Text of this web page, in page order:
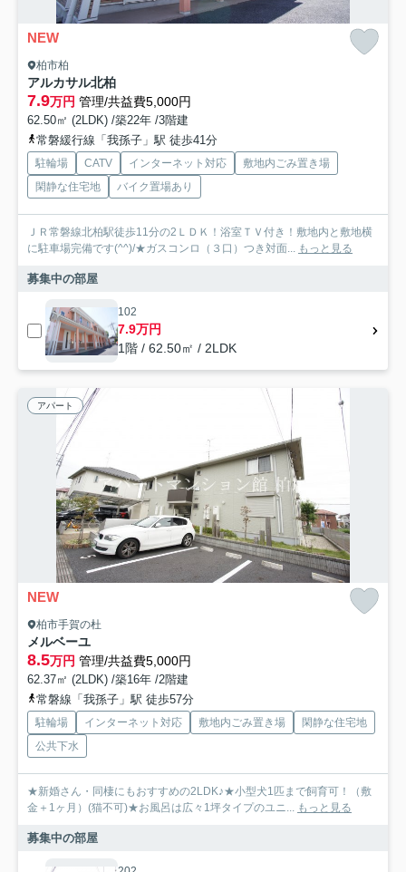
NEW
柏市柏
アルカサル北柏
7.9万円 管理/共益費5,000円
62.50㎡ (2LDK) /築22年 /3階建
常磐緩行線「我孫子」駅 徒歩41分
駐輪場 CATV インターネット対応
敷地内ごみ置き場
閑静な住宅地
バイク置場あり
ＪＲ常磐線北柏駅徒歩11分の2ＬＤＫ！浴室ＴＶ付き！敷地内と敷地横
に駐車場完備です(^^)/★ガスコンロ（３口）つき対面... もっと見る
募集中の部屋
102
7.9万円
1階 / 62.50㎡ / 2LDK
アパート
NEW
柏市手賀の杜
メルベーユ
8.5万円 管理/共益費5,000円
62.37㎡ (2LDK) /築16年 /2階建
常磐線「我孫子」駅 徒歩57分
駐輪場 インターネット対応 敷地内ごみ置き場
閑静な住宅地
公共下水
★新婚さん・同棲にもおすすめの2LDK♪★小型犬1匹まで飼育可！（敷
金＋1ヶ月）(猫不可)★お風呂は広々1坪タイプのユニ... もっと見る
募集中の部屋